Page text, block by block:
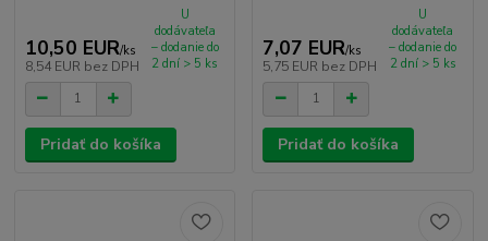
10,50 EUR/ks
8,54 EUR bez DPH
U
dodávateľa
– dodanie do
2 dní > 5 ks
Pridať do košíka
7,07 EUR/ks
5,75 EUR bez DPH
U
dodávateľa
– dodanie do
2 dní > 5 ks
Pridať do košíka